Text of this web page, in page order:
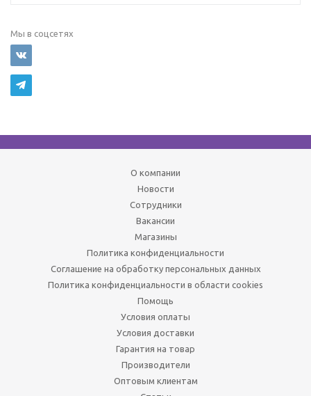
Мы в соцсетях
О компании
Новости
Сотрудники
Вакансии
Магазины
Политика конфиденциальности
Соглашение на обработку персональных данных
Политика конфиденциальности в области cookies
Помощь
Условия оплаты
Условия доставки
Гарантия на товар
Производители
Оптовым клиентам